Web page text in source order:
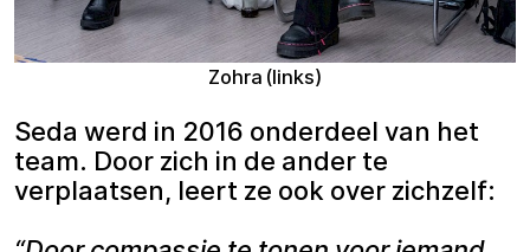
Zohra (links)
Seda werd in 2016 onderdeel van het
team. Door zich in de ander te
verplaatsen, leert ze ook over zichzelf: